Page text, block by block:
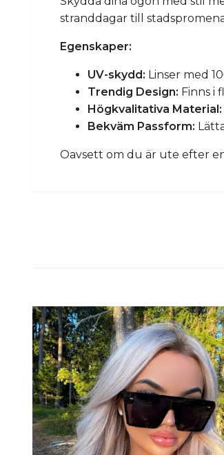
stranddagar till
Egenskaper:
UV-skydd: Linser med
Trendig Design: Finns i
Högkvalitativa Material:
Bekväm Passform:
Oavsett om du är ute efter